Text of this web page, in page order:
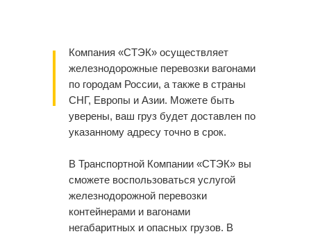
Компания «СТЭК» осуществляет
железнодорожные перевозки вагонами
по городам России, а также в страны
СНГ, Европы и Азии. Можете быть
уверены, ваш груз будет доставлен по
указанному адресу точно в срок.
В Транспортной Компании «СТЭК» вы
сможете воспользоваться услугой
железнодорожной перевозки
контейнерами и вагонами
негабаритных и опасных грузов. В